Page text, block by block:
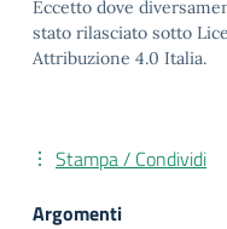
Eccetto dove
stato rilasciato sotto
Attribuzione 4.0 Italia.
Stampa / Condividi
Argomenti